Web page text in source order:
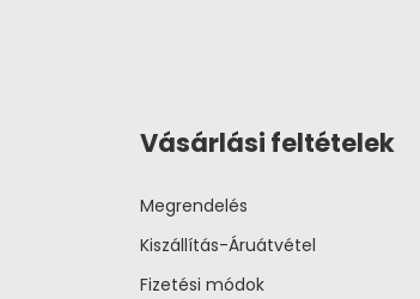
Vásárlási feltételek
Megrendelés
Kiszállítás-Áruátvétel
Fizetési módok